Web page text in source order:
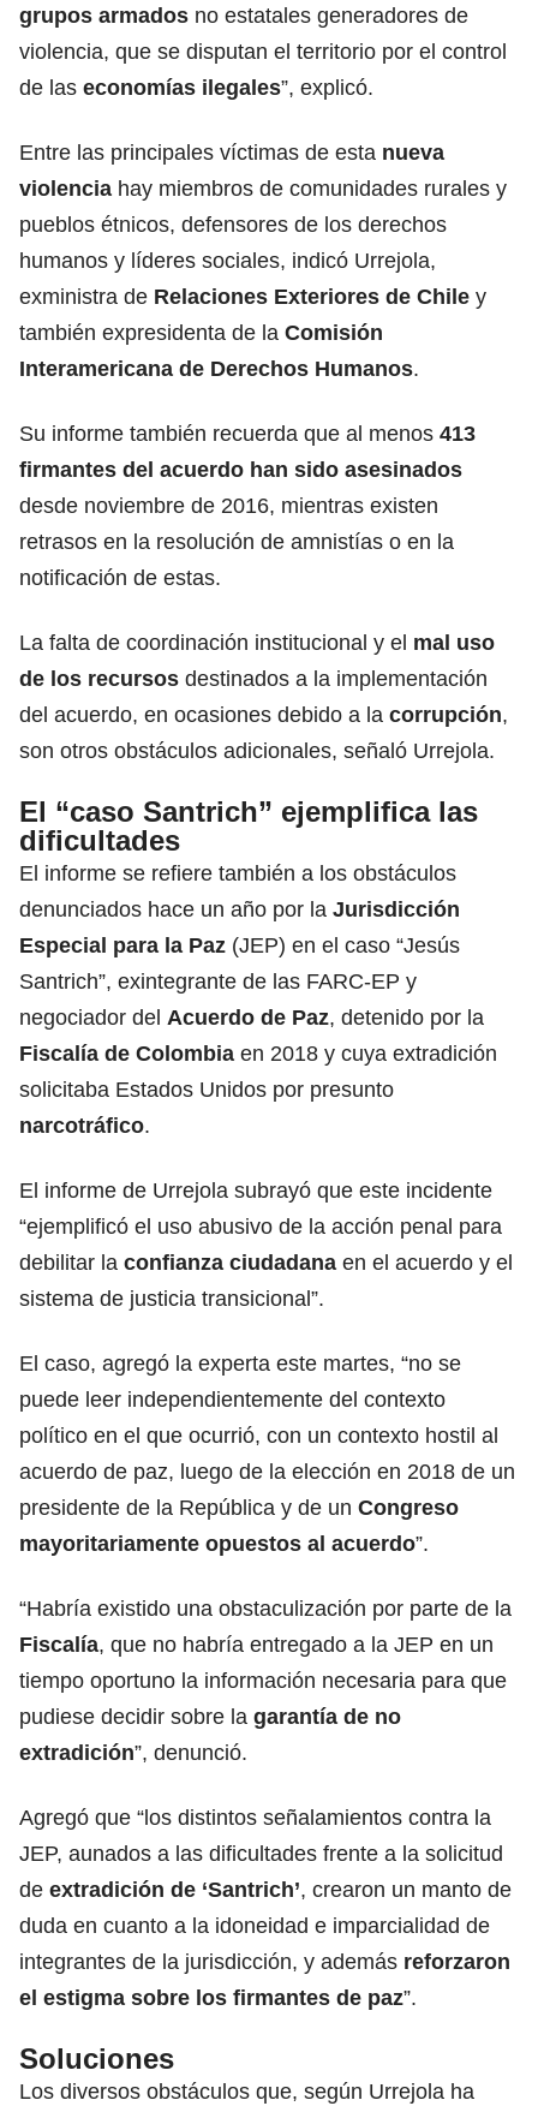
grupos armados no estatales generadores de
violencia, que se disputan el territorio por el control
de las economías ilegales”, explicó.
Entre las principales víctimas de esta nueva
violencia hay miembros de comunidades rurales y
pueblos étnicos, defensores de los derechos
humanos y líderes sociales, indicó Urrejola,
exministra de Relaciones Exteriores de Chile y
también expresidenta de la Comisión
Interamericana de Derechos Humanos.
Su informe también recuerda que al menos 413
firmantes del acuerdo han sido asesinados
desde noviembre de 2016, mientras existen
retrasos en la resolución de amnistías o en la
notificación de estas.
La falta de coordinación institucional y el mal uso
de los recursos destinados a la implementación
del acuerdo, en ocasiones debido a la corrupción,
son otros obstáculos adicionales, señaló Urrejola.
El “caso Santrich” ejemplifica las
dificultades
El informe se refiere también a los obstáculos
denunciados hace un año por la Jurisdicción
Especial para la Paz (JEP) en el caso “Jesús
Santrich”, exintegrante de las FARC-EP y
negociador del Acuerdo de Paz, detenido por la
Fiscalía de Colombia en 2018 y cuya extradición
solicitaba Estados Unidos por presunto
narcotráfico.
El informe de Urrejola subrayó que este incidente
“ejemplificó el uso abusivo de la acción penal para
debilitar la confianza ciudadana en el acuerdo y el
sistema de justicia transicional”.
El caso, agregó la experta este martes, “no se
puede leer independientemente del contexto
político en el que ocurrió, con un contexto hostil al
acuerdo de paz, luego de la elección en 2018 de un
presidente de la República y de un Congreso
mayoritariamente opuestos al acuerdo”.
“Habría existido una obstaculización por parte de la
Fiscalía, que no habría entregado a la JEP en un
tiempo oportuno la información necesaria para que
pudiese decidir sobre la garantía de no
extradición”, denunció.
Agregó que “los distintos señalamientos contra la
JEP, aunados a las dificultades frente a la solicitud
de extradición de ‘Santrich’, crearon un manto de
duda en cuanto a la idoneidad e imparcialidad de
integrantes de la jurisdicción, y además reforzaron
el estigma sobre los firmantes de paz”.
Soluciones
Los diversos obstáculos que, según Urrejola ha